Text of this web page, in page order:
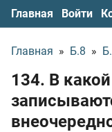
Главная Войти
Главная » Б.8 »
134. В